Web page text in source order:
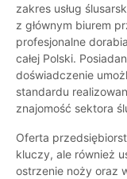
zakres usług
z głównym biurem
profesjonalne
całej Polski.
doświadczenie
standardu
znajomość sektora
Oferta
kluczy, ale również
ostrzenie noży oraz